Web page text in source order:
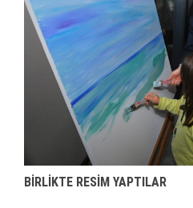
BİRLİKTE RESİM YAPTILAR